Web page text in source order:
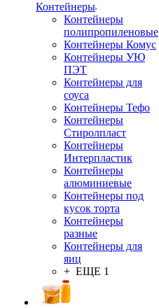
Контейнеры
Контейнеры
полипропиленовые
Контейнеры Комус
Контейнеры УЮ
ПЭТ
Контейнеры для
соуса
Контейнеры Тефо
Контейнеры
Стиролпласт
Контейнеры
Интерпластик
Контейнеры
алюминиевые
Контейнеры под
кусок торта
Контейнеры
разные
Контейнеры для
яиц
+ ЕЩЕ 1